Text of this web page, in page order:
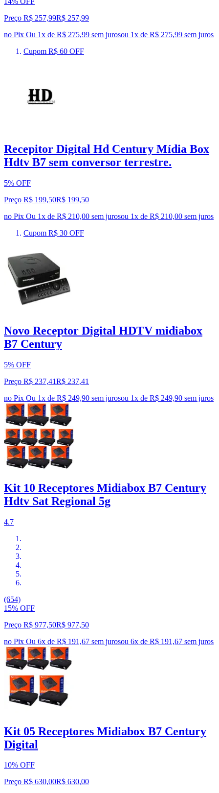
Preço R$ 257,99R$ 257,99
no Pix Ou 1x de R$ 275,99 sem jurosou 1x de R$ 275,99 sem juros
Cupom R$ 60 OFF
Recepitor Digital Hd Century Mídia Box
Hdtv B7 sem conversor terrestre.
5% OFF
Preço R$ 199,50R$ 199,50
no Pix Ou 1x de R$ 210,00 sem jurosou 1x de R$ 210,00 sem juros
Cupom R$ 30 OFF
Novo Receptor Digital HDTV midiabox
B7 Century
5% OFF
Preço R$ 237,41R$ 237,41
no Pix Ou 1x de R$ 249,90 sem jurosou 1x de R$ 249,90 sem juros
Kit 10 Receptores Midiabox B7 Century
Hdtv Sat Regional 5g
4.7
(654)
15% OFF
Preço R$ 977,50R$ 977,50
no Pix Ou 6x de R$ 191,67 sem jurosou 6x de R$ 191,67 sem juros
Kit 05 Receptores Midiabox B7 Century
Digital
10% OFF
Preço R$ 630,00R$ 630,00